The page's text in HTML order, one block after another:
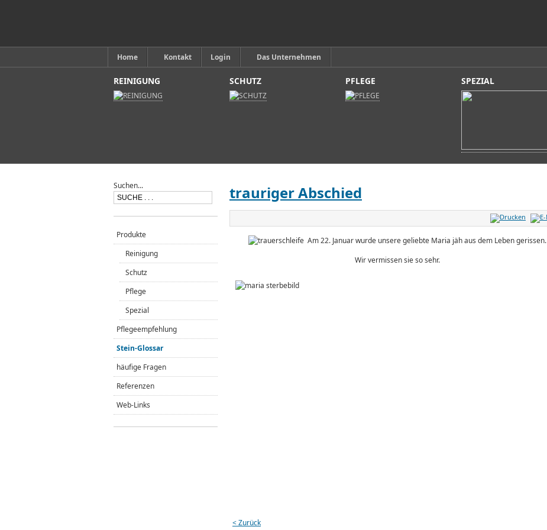
Home Kontakt Login Das Unternehmen
REINIGUNG SCHUTZ PFLEGE SPEZIAL
trauriger Abschied
Am 22. Januar wurde unsere geliebte Maria jäh aus dem Leben gerissen.
Wir vermissen sie so sehr.
< Zurück
Suchen...
Produkte
Reinigung
Schutz
Pflege
Spezial
Pflegeempfehlung
Stein-Glossar
häufige Fragen
Referenzen
Web-Links